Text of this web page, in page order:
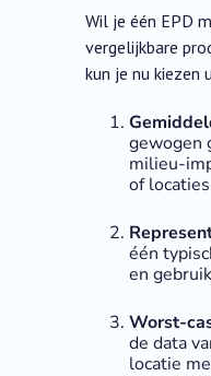
Wil je één EPD
vergelijkbare
kun je nu kiezen
gewogen
milieu-
of
één
en
Worst-
de data
locatie